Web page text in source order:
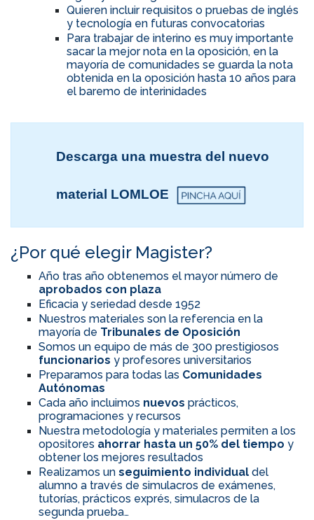
Quieren incluir requisitos o pruebas de inglés
y tecnología en futuras convocatorias
Para trabajar de interino es muy importante
sacar la mejor nota en la oposición, en la
mayoría de comunidades se guarda la nota
obtenida en la oposición hasta 10 años para
el baremo de interinidades
Descarga una muestra del nuevo
material LOMLOE
¿Por qué elegir Magister?
Año tras año obtenemos el mayor número de
aprobados con plaza
Eficacia y seriedad desde 1952
Nuestros materiales son la referencia en la
mayoría de Tribunales de Oposición
Somos un equipo de más de 300 prestigiosos
funcionarios y profesores universitarios
Preparamos para todas las Comunidades
Autónomas
Cada año incluimos nuevos prácticos,
programaciones y recursos
Nuestra metodología y materiales permiten a los
opositores ahorrar hasta un 50% del tiempo y
obtener los mejores resultados
Realizamos un seguimiento individual del
alumno a través de simulacros de exámenes,
tutorías, prácticos exprés, simulacros de la
segunda prueba…